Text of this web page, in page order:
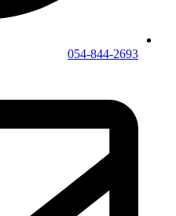
054-844-2693